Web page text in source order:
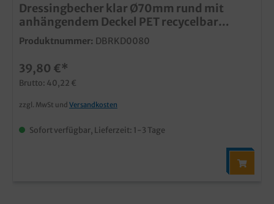
Dressingbecher klar Ø70mm rund mit
anhängendem Deckel PET recycelbar
versch. Größen
Produktnummer: DBRKD0080
39,80 €*
Brutto: 40,22 €
zzgl. MwSt und Versandkosten
Sofort verfügbar, Lieferzeit: 1-3 Tage